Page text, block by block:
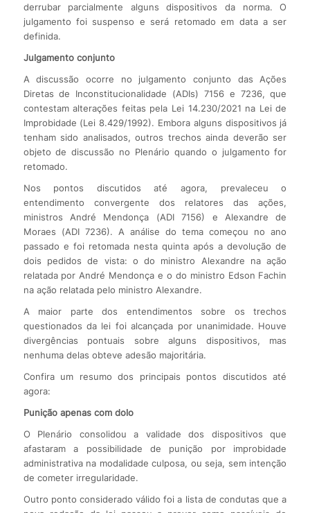
derrubar parcialmente alguns dispositivos da norma. O
julgamento foi suspenso e será retomado em data a ser
definida.
Julgamento conjunto
A discussão ocorre no julgamento conjunto das Ações
Diretas de Inconstitucionalidade (ADIs) 7156 e 7236, que
contestam alterações feitas pela Lei 14.230/2021 na Lei de
Improbidade (Lei 8.429/1992). Embora alguns dispositivos já
tenham sido analisados, outros trechos ainda deverão ser
objeto de discussão no Plenário quando o julgamento for
retomado.
Nos pontos discutidos até agora, prevaleceu o
entendimento convergente dos relatores das ações,
ministros André Mendonça (ADI 7156) e Alexandre de
Moraes (ADI 7236). A análise do tema começou no ano
passado e foi retomada nesta quinta após a devolução de
dois pedidos de vista: o do ministro Alexandre na ação
relatada por André Mendonça e o do ministro Edson Fachin
na ação relatada pelo ministro Alexandre.
A maior parte dos entendimentos sobre os trechos
questionados da lei foi alcançada por unanimidade. Houve
divergências pontuais sobre alguns dispositivos, mas
nenhuma delas obteve adesão majoritária.
Confira um resumo dos principais pontos discutidos até
agora:
Punição apenas com dolo
O Plenário consolidou a validade dos dispositivos que
afastaram a possibilidade de punição por improbidade
administrativa na modalidade culposa, ou seja, sem intenção
de cometer irregularidade.
Outro ponto considerado válido foi a lista de condutas que a